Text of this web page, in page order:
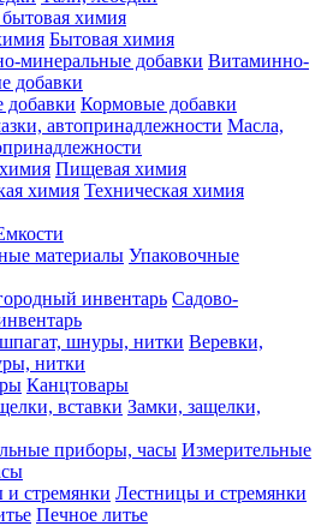
химия
Бытовая химия
Витаминно-
добавки
Кормовые добавки
Масла,
Пищевая химия
Техническая химия
Упаковочные
Садово-
Веревки,
нитки
Канцтовары
Замки, защелки,
Измерительные
Лестницы и стремянки
Печное литье